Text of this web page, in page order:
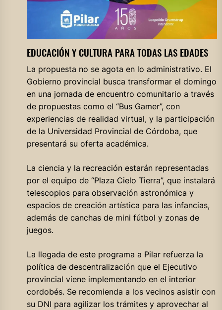
EDUCACIÓN Y CULTURA PARA TODAS LAS EDADES
La propuesta no se agota en lo administrativo. El
Gobierno provincial busca transformar el domingo
en una jornada de encuentro comunitario a través
de propuestas como el “Bus Gamer”, con
experiencias de realidad virtual, y la participación
de la Universidad Provincial de Córdoba, que
presentará su oferta académica.
La ciencia y la recreación estarán representadas
por el equipo de “Plaza Cielo Tierra”, que instalará
telescopios para observación astronómica y
espacios de creación artística para las infancias,
además de canchas de mini fútbol y zonas de
juegos.
La llegada de este programa a Pilar refuerza la
política de descentralización que el Ejecutivo
provincial viene implementando en el interior
cordobés. Se recomienda a los vecinos asistir con
su DNI para agilizar los trámites y aprovechar al